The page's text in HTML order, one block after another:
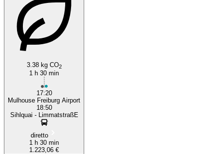
3.38 kg CO2
1 h 30 min
17:20
Mulhouse Freiburg Airport
18:50
Sihlquai - LimmatstraßE
diretto
1 h 30 min
1.223,06 €